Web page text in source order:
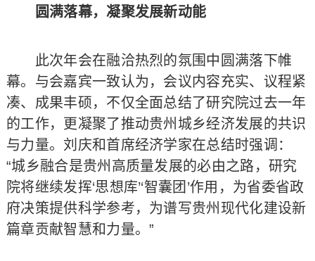
圆满落幕，凝聚发展新动能
此次年会在融洽热烈的氛围中圆满落下帷
幕。与会嘉宾一致认为，会议内容充实、议程紧
凑、成果丰硕，不仅全面总结了研究院过去一年
的工作，更凝聚了推动贵州城乡经济发展的共识
与力量。刘庆和首席经济学家在总结时强调：
“城乡融合是贵州高质量发展的必由之路，研究
院将继续发挥‘思想库’‘智囊团’作用，为省委省政
府决策提供科学参考，为谱写贵州现代化建设新
篇章贡献智慧和力量。”